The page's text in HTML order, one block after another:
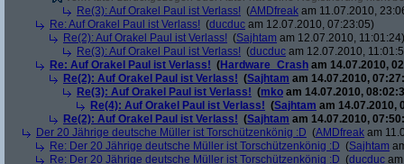
Re(3): Auf Orakel Paul ist Verlass! (AMDfreak am 11.07.2010,
Re: Auf Orakel Paul ist Verlass! (ducduc am 12.07.2010, 07:23:05)
Re(2): Auf Orakel Paul ist Verlass! (Sajhtam am 12.07.2010, 11:01:24)
Re(3): Auf Orakel Paul ist Verlass! (ducduc am 12.07.2010,
Re: Auf Orakel Paul ist Verlass! (Hardware_Crash am 14.07.2010,
Re(2): Auf Orakel Paul ist Verlass! (Sajhtam am 14.07.2010,
Re(3): Auf Orakel Paul ist Verlass! (mko am 14.07.2010,
Re(4): Auf Orakel Paul ist Verlass! (Sajhtam am 14.07.2010,
Re(2): Auf Orakel Paul ist Verlass! (Sajhtam am 14.07.2010,
Der 20 Jährige deutsche Müller ist Torschützenkönig :D (AMDfreak am
Re: Der 20 Jährige deutsche Müller ist Torschützenkönig :D (Sajhtam
Re: Der 20 Jährige deutsche Müller ist Torschützenkönig :D (ducduc